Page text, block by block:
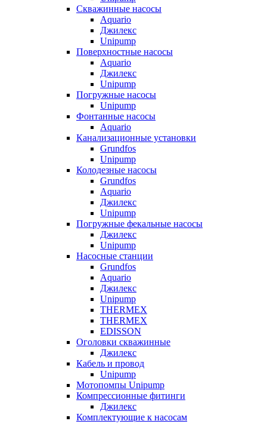
Скважинные насосы
Aquario
Джилекс
Unipump
Поверхностные насосы
Aquario
Джилекс
Unipump
Погружные насосы
Unipump
Фонтанные насосы
Aquario
Канализационные установки
Grundfos
Unipump
Колодезные насосы
Grundfos
Aquario
Джилекс
Unipump
Погружные фекальные насосы
Джилекс
Unipump
Насосные станции
Grundfos
Aquario
Джилекс
Unipump
THERMEX
THERMEX
EDISSON
Оголовки скважинные
Джилекс
Кабель и провод
Unipump
Мотопомпы Unipump
Компрессионные фитинги
Джилекс
Комплектующие к насосам